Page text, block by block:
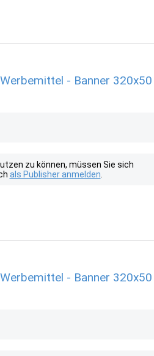
- Banner 320x50
zu können, müssen Sie sich
als Publisher anmelden
- Banner 320x50